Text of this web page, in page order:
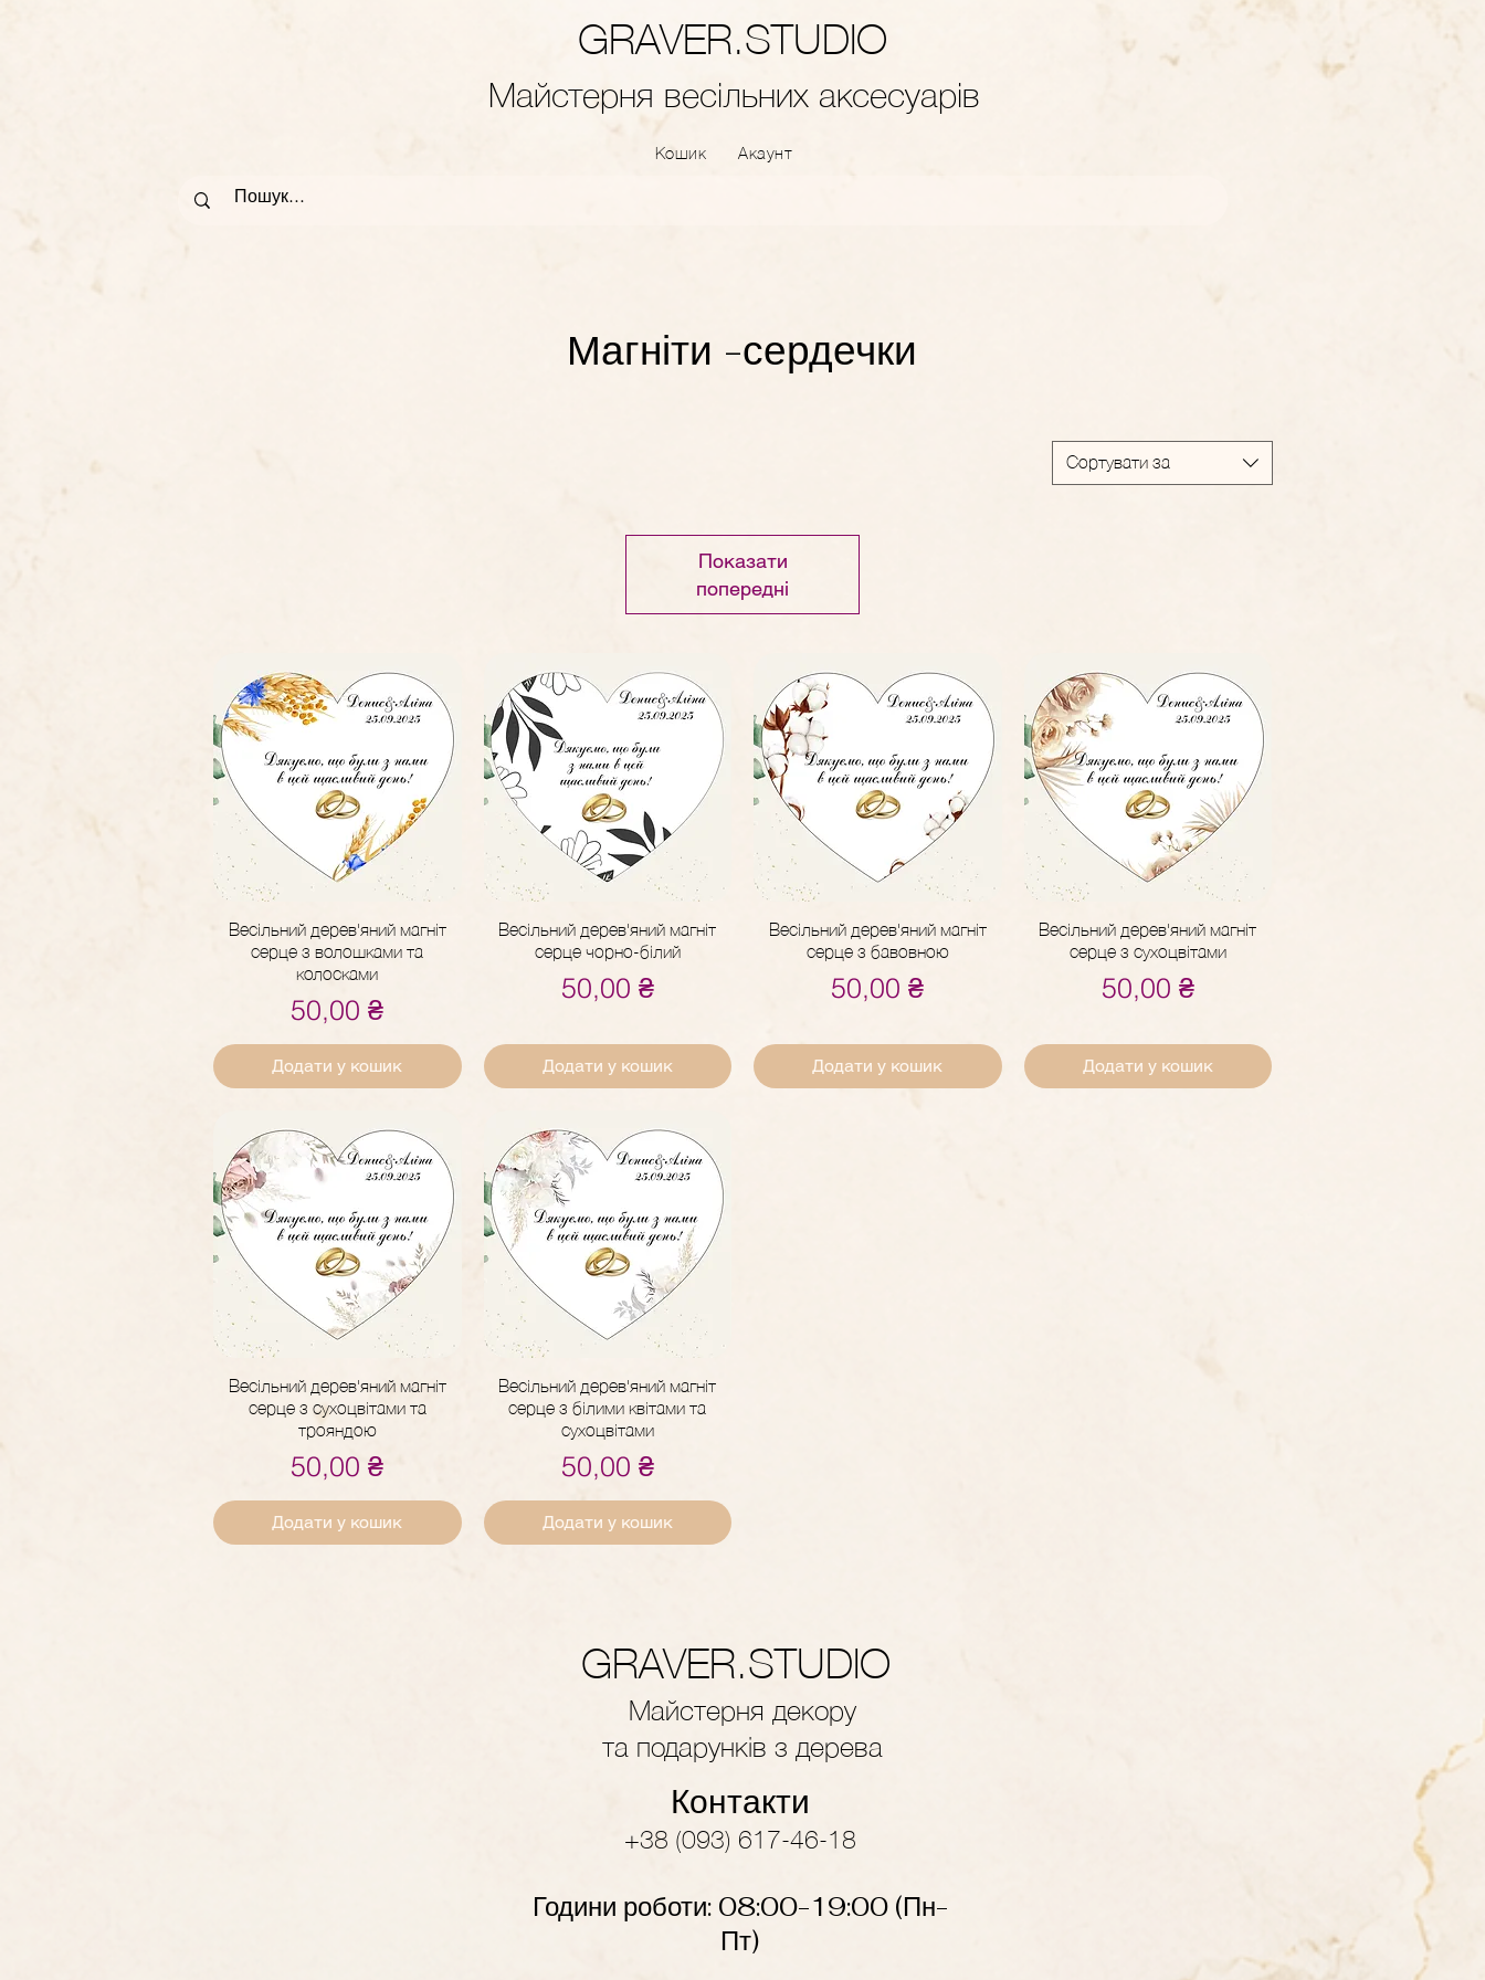
GRAVER.STUDIO
Майстерня весільних аксесуарів
Кошик Акаунт
Магніти -сердечки
Сортувати за
Показати
попередні
Швидкий перегляд
Весільний дерев'яний магніт
серце з волошками та
колосками
Ціна
50,00 ₴
Додати у кошик
Швидкий перегляд
Весільний дерев'яний магніт
серце чорно-білий
Ціна
50,00 ₴
Додати у кошик
Швидкий перегляд
Весільний дерев'яний магніт
серце з бавовною
Ціна
50,00 ₴
Додати у кошик
Швидкий перегляд
Весільний дерев'яний магніт
серце з сухоцвітами
Ціна
50,00 ₴
Додати у кошик
Швидкий перегляд
Весільний дерев'яний магніт
серце з сухоцвітами та
трояндою
Ціна
50,00 ₴
Додати у кошик
Швидкий перегляд
Весільний дерев'яний магніт
серце з білими квітами та
сухоцвітами
Ціна
50,00 ₴
Додати у кошик
GRAVER.STUDIO
Майстерня декору
та подарунків з дерева
Контакти
+38 (093) 617-46-18
Години роботи: 08:00-19:00 (Пн-
Пт)